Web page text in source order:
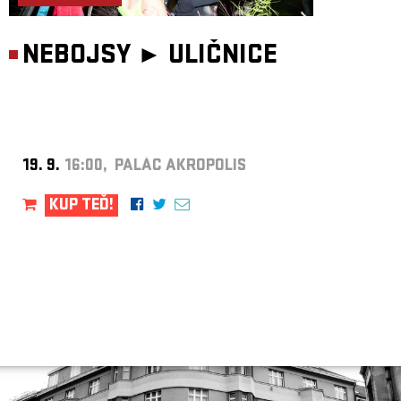
NEBOJSY ► ULIČNICE
19. 9. 16:00, PALÁC AKROPOLIS
KUP TEĎ!